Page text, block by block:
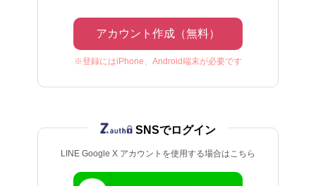
アカウント作成（無料）
※登録にはiPhone、Android端末が必要です
LINE Google X アカウントを使用する場合はこちら
SNSでログイン